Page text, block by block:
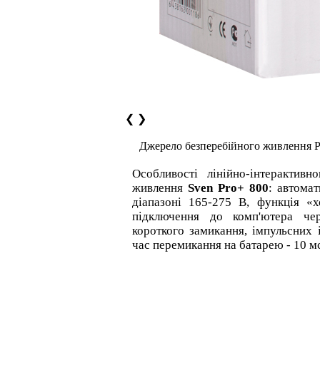
❮ ❯
Джерело безперебійного живлення
Особливості лінійно-
живлення Sven Pro+ 800:
діапазоні 165-275 В, функція
підключення до комп'ютера
короткого замикання,
час перемикання на батарею - 10